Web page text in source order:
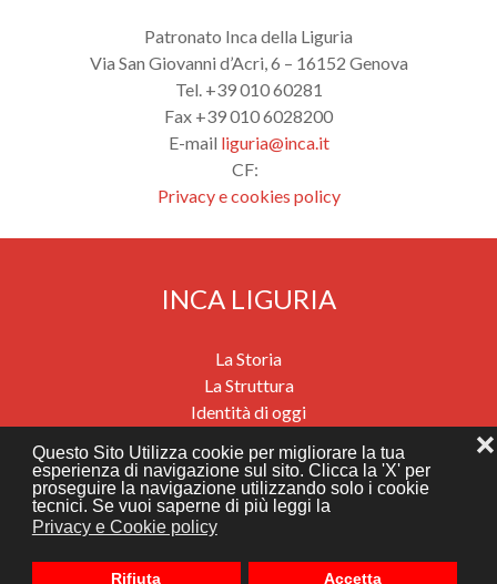
Questo Sito Utilizza cookie per migliorare la tua
esperienza di navigazione sul sito. Clicca la 'X' per
proseguire la navigazione utilizzando solo i cookie
tecnici. Se vuoi saperne di più leggi la
Privacy e Cookie policy
Rifiuta Accetta
❌
Patronato Inca della Liguria
Via San Giovanni d’Acri, 6 – 16152 Genova
Tel. +39 010 60281
Fax +39 010 6028200
E-mail liguria@inca.it
CF:
Privacy e cookies policy
INCA LIGURIA
La Storia
La Struttura
Identità di oggi
Salute e benessere
Migrazioni e mobilità internazionali
Assistenza economica e sociale